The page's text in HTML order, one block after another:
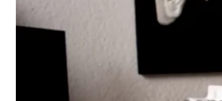
„Der Kompromiss“, Marmor